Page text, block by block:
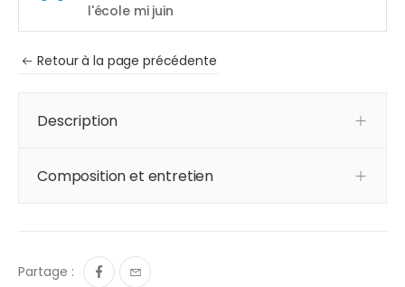
l'école mi juin
Retour à la page précédente
Description
Composition et entretien
Partage :